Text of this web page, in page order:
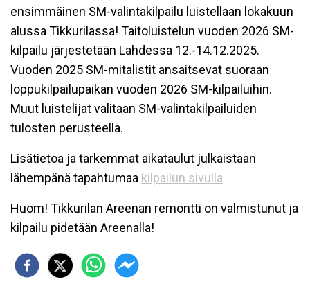
ensimmäinen SM-valintakilpailu luistellaan lokakuun
alussa Tikkurilassa! Taitoluistelun vuoden 2026 SM-
kilpailu järjestetään Lahdessa 12.-14.12.2025.
Vuoden 2025 SM-mitalistit ansaitsevat suoraan
loppukilpailupaikan vuoden 2026 SM-kilpailuihin.
Muut luistelijat valitaan SM-valintakilpailuiden
tulosten perusteella.
Lisätietoa ja tarkemmat aikataulut julkaistaan
lähempänä tapahtumaa kilpailun sivulla
Huom! Tikkurilan Areenan remontti on valmistunut ja
kilpailu pidetään Areenalla!